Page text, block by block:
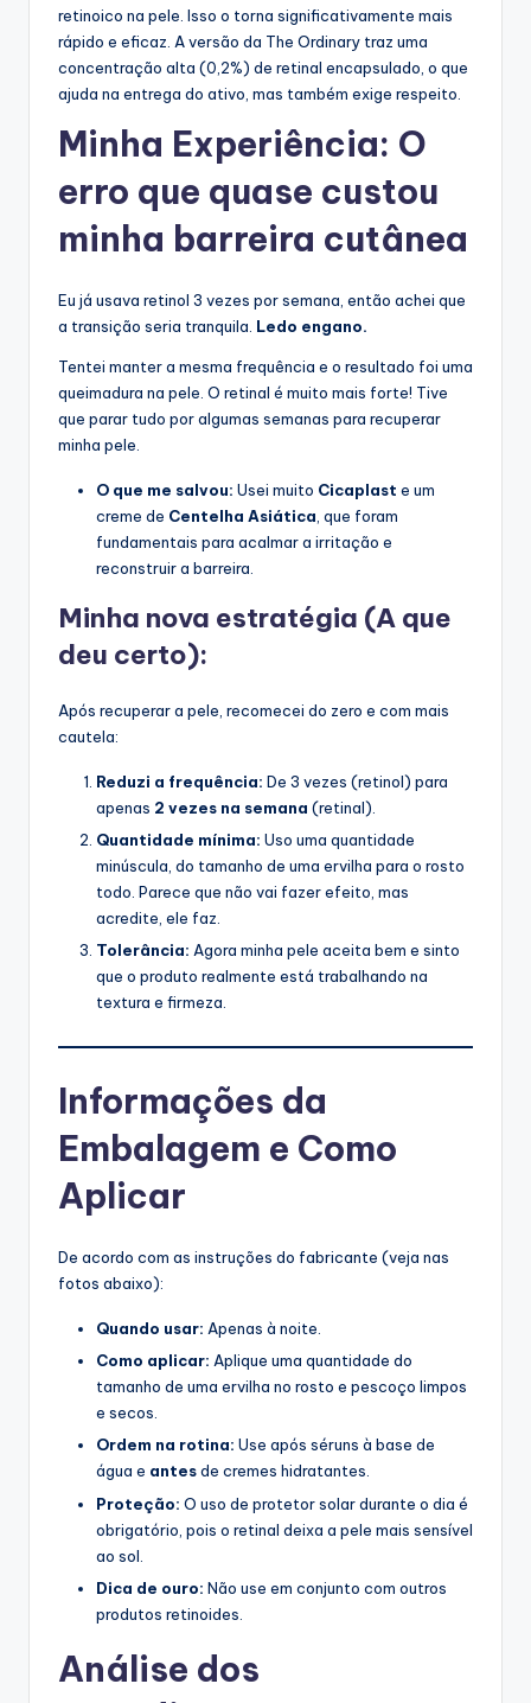
retinoico na pele. Isso o torna significativamente mais
rápido e eficaz. A versão da The Ordinary traz uma
concentração alta (0,2%) de retinal encapsulado, o que
ajuda na entrega do ativo, mas também exige respeito.
Minha Experiência: O
erro que quase custou
minha barreira cutânea
Eu já usava retinol 3 vezes por semana, então achei que
a transição seria tranquila. Ledo engano.
Tentei manter a mesma frequência e o resultado foi uma
queimadura na pele. O retinal é muito mais forte! Tive
que parar tudo por algumas semanas para recuperar
minha pele.
O que me salvou: Usei muito Cicaplast e um
creme de Centelha Asiática , que foram
fundamentais para acalmar a irritação e
reconstruir a barreira.
Minha nova estratégia (A que
deu certo):
Após recuperar a pele, recomecei do zero e com mais
cautela:
Reduzi a frequência: De 3 vezes (retinol) para
apenas 2 vezes na semana (retinal).
Quantidade mínima: Uso uma quantidade
minúscula, do tamanho de uma ervilha para o rosto
todo. Parece que não vai fazer efeito, mas
acredite, ele faz.
Tolerância: Agora minha pele aceita bem e sinto
que o produto realmente está trabalhando na
textura e firmeza.
Informações da
Embalagem e Como
Aplicar
De acordo com as instruções do fabricante (veja nas
fotos abaixo):
Quando usar: Apenas à noite.
Como aplicar: Aplique uma quantidade do
tamanho de uma ervilha no rosto e pescoço limpos
e secos.
Ordem na rotina: Use após séruns à base de
água e antesde cremes hidratantes.
Proteção: O uso de protetor solar durante o dia é
obrigatório, pois o retinal deixa a pele mais sensível
ao sol.
Dica de ouro: Não use em conjunto com outros
produtos retinoides.
Análise dos